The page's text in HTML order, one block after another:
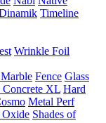
Timeline
Wrinkle Foil
Fence Glass
Concrete XL Hard
Metal Perf
Oxide Shades of